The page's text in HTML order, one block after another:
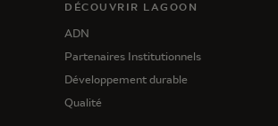
DÉCOUVRIR LAGOON
ADN
Partenaires Institutionnels
Développement durable
Qualité